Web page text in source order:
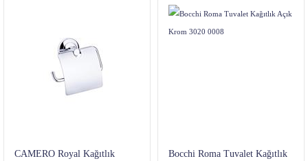
CAMERO Royal Kağıtlık
Bocchi Roma Tuvalet Kağıtlık